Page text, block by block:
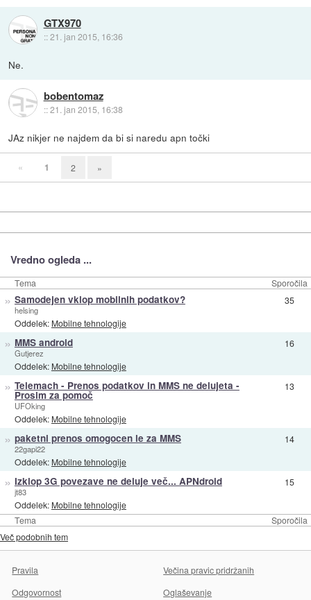
GTX970
::21. jan 2015, 16:36
Ne.
bobentomaz
::21. jan 2015, 16:38
JAz nikjer ne najdem da bi si naredu apn točki
« 1 2 »
Vredno ogleda ...
Tema Sporočila
Tema Sporočila
» Samodejen vklop mobilnih podatkov?
helsing
Oddelek: Mobilne tehnologije
35
» MMS android
Gutjerez
Oddelek: Mobilne tehnologije
16
» Telemach - Prenos podatkov in MMS ne delujeta -
Prosim za pomoč
UFOking
Oddelek: Mobilne tehnologije
13
» paketni prenos omogocen le za MMS
22gapi22
Oddelek: Mobilne tehnologije
14
» Izklop 3G povezave ne deluje več... APNdroid
jt83
Oddelek: Mobilne tehnologije
15
Več podobnih tem
Pravila
Večina pravic pridržanih
Odgovornost
Oglaševanje